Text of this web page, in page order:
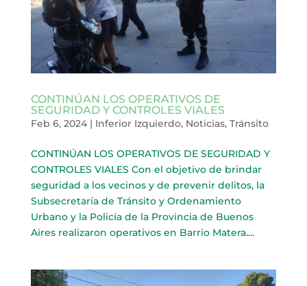
CONTINÚAN LOS OPERATIVOS DE
SEGURIDAD Y CONTROLES VIALES
Feb 6, 2024| Inferior Izquierdo, Noticias, Tránsito
CONTINÚAN LOS OPERATIVOS DE SEGURIDAD Y
CONTROLES VIALES Con el objetivo de brindar
seguridad a los vecinos y de prevenir delitos, la
Subsecretaría de Tránsito y Ordenamiento
Urbano y la Policía de la Provincia de Buenos
Aires realizaron operativos en Barrio Matera....